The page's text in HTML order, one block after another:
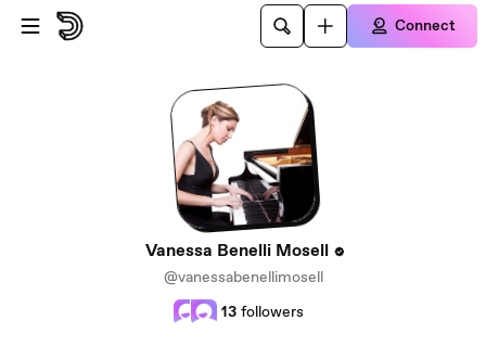
Skip to main content
Connect
Vanessa Benelli Mosell
@vanessabenellimosell
13 followers